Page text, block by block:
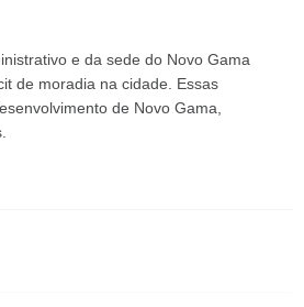
e da sede do Novo Gama
de moradia na cidade. Essas
de Novo Gama,